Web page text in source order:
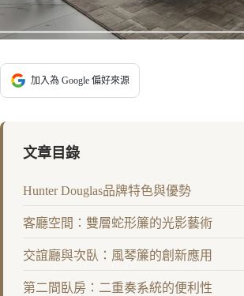
加入為 Google 偏好來源
文章目錄
Hunter Douglas品牌特色與優勢
客廳空間：雙層蛇形簾的光影藝術
交誼廳與次臥：風琴簾的創新應用
第二間臥房：二重奏系統的便利性